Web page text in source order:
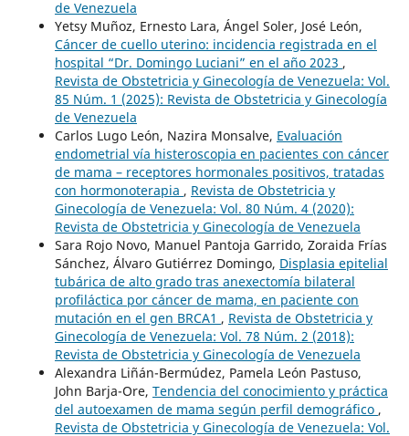
de Venezuela
Yetsy Muñoz, Ernesto Lara, Ángel Soler, José León,
Cáncer de cuello uterino: incidencia registrada en el
hospital “Dr. Domingo Luciani” en el año 2023 ,
Revista de Obstetricia y Ginecología de Venezuela: Vol.
85 Núm. 1 (2025): Revista de Obstetricia y Ginecología
de Venezuela
Carlos Lugo León, Nazira Monsalve, Evaluación
endometrial vía histeroscopia en pacientes con cáncer
de mama – receptores hormonales positivos, tratadas
con hormonoterapia , Revista de Obstetricia y
Ginecología de Venezuela: Vol. 80 Núm. 4 (2020):
Revista de Obstetricia y Ginecología de Venezuela
Sara Rojo Novo, Manuel Pantoja Garrido, Zoraida Frías
Sánchez, Álvaro Gutiérrez Domingo, Displasia epitelial
tubárica de alto grado tras anexectomía bilateral
profiláctica por cáncer de mama, en paciente con
mutación en el gen BRCA1 , Revista de Obstetricia y
Ginecología de Venezuela: Vol. 78 Núm. 2 (2018):
Revista de Obstetricia y Ginecología de Venezuela
Alexandra Liñán-Bermúdez, Pamela León Pastuso,
John Barja-Ore, Tendencia del conocimiento y práctica
del autoexamen de mama según perfil demográfico ,
Revista de Obstetricia y Ginecología de Venezuela: Vol.